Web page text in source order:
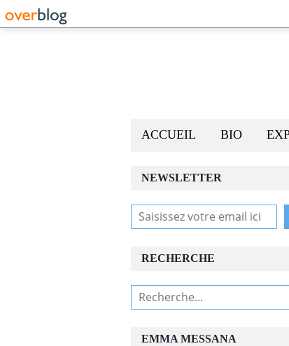
ACCUEIL BIO
NEWSLETTER
RECHERCHE
EMMA MESSANA